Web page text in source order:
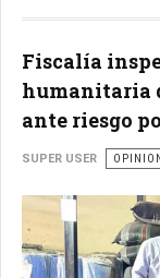
Fiscalía
humanitaria
ante riesgo
SUPER USER